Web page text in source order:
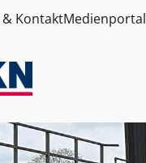
& KontaktMedienportal